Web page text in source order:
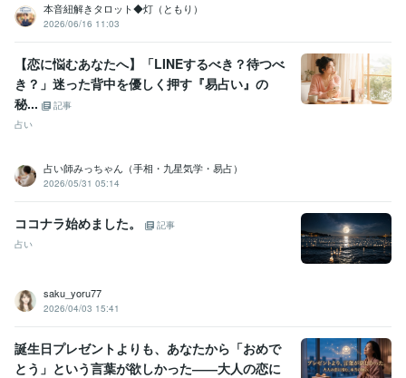
本音紐解きタロット◆灯（ともり）
2026/06/16 11:03
【恋に悩むあなたへ】「LINEするべき？待つべ
き？」迷った背中を優しく押す『易占い』の
秘...
記事
占い
占い師みっちゃん（手相・九星気学・易占）
2026/05/31 05:14
ココナラ始めました。
記事
占い
saku_yoru77
2026/04/03 15:41
誕生日プレゼントよりも、あなたから「おめで
とう」という言葉が欲しかった――大人の恋に